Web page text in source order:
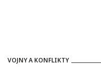
VOJNY A KONFLIKTY